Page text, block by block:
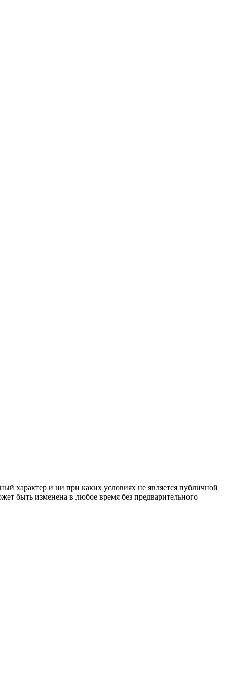
характер и ни при каких условиях не является публичной
быть изменена в любое время без предварительного